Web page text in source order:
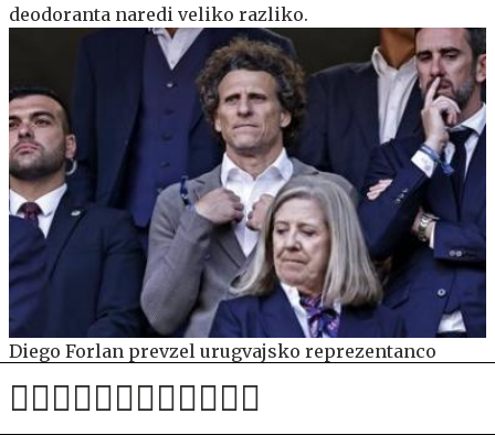
deodoranta naredi veliko razliko.
Diego Forlan prevzel urugvajsko reprezentanco